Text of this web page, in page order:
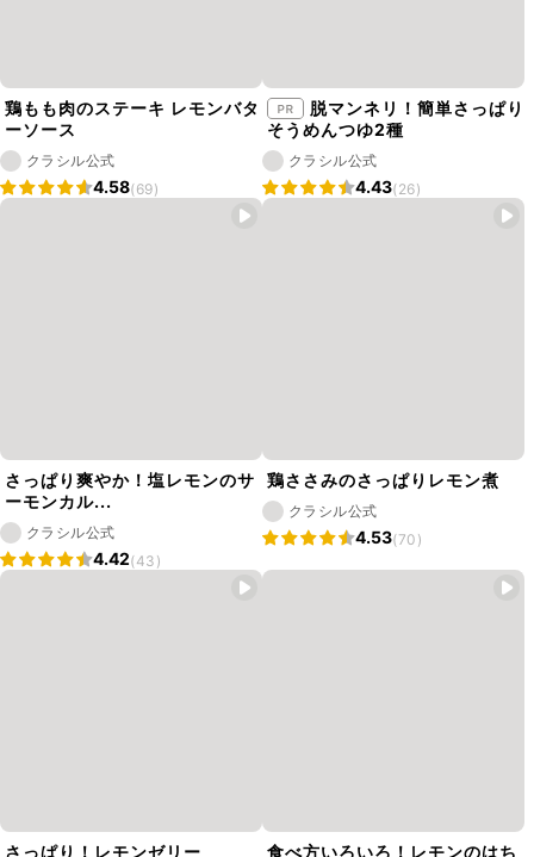
鶏もも肉のステーキ レモンバタ
ーソース
クラシル公式
4.58(69)
そうめんつゆ2種
クラシル公式
4.43(26)
さっぱり爽やか！塩レモンのサ
ーモンカル...
クラシル公式
4.42(43)
鶏ささみのさっぱりレモン煮
クラシル公式
4.53(70)
さっぱり！レモンゼリー 食べ方いろいろ！レモンのはち